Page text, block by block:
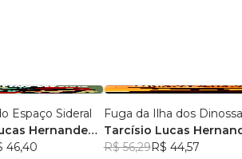
Espaço Sideral
Hernandes
46,40
Fuga da Ilha dos
Tarcísio Lucas
Pereira
R$ 56,29R$ 44,57